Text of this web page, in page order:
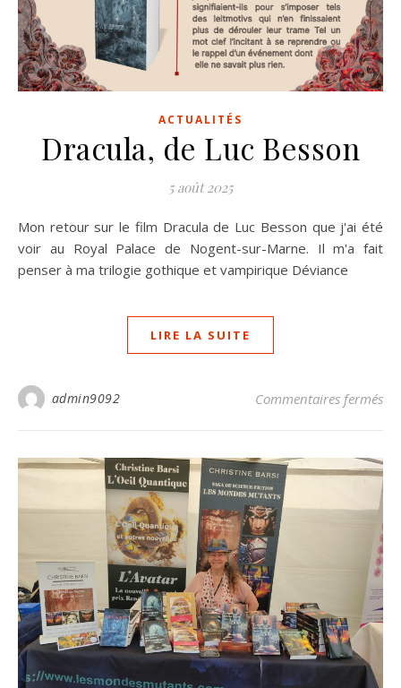
ACTUALITÉS
Dracula, de Luc Besson
5 août 2025
Mon retour sur le film Dracula de Luc Besson que j'ai été
voir au Royal Palace de Nogent-sur-Marne. Il m'a fait
penser à ma trilogie gothique et vampirique Déviance
LIRE LA SUITE
admin9092 Commentaires fermés